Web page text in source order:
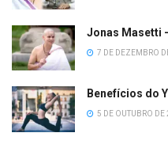
Jonas Masetti
7 DE DEZEMBRO
Benefícios do
5 DE OUTUBRO DE